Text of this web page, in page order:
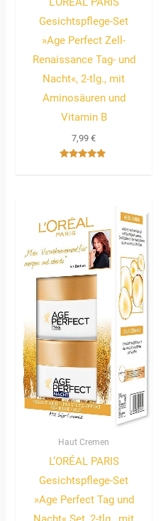
Gesichtspflege-Set
»Age Perfect Zell-
Renaissance Tag- und
Nacht«, 2-tlg., mit
Aminosäuren und
Vitamin B
7,99€
Haut Cremen
L’ORÉAL PARIS
Gesichtspflege-Set
»Age Perfect Tag und